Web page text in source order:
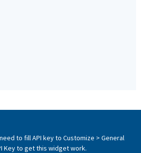
to fill API key to Customize > General
Key to get this widget work.